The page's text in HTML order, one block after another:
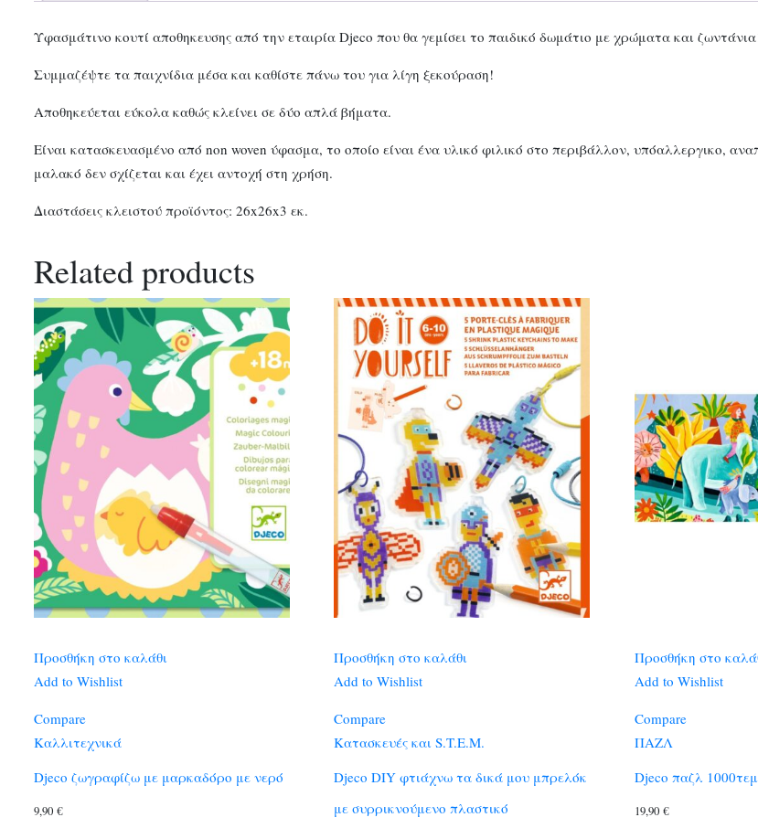
Υφασμάτινο κουτί αποθηκευσης από την εταιρία Djeco που θα γεμίσει το παιδικό δωμάτιο με χρώματα και
Συμμαζέψτε τα παιχνίδια μέσα και καθίστε πάνω του για λίγη ξεκούραση!
Αποθηκεύεται εύκολα καθώς κλείνει σε δύο απλά βήματα.
Είναι κατασκευασμένο από non woven ύφασμα, το οποίο είναι ένα υλικό φιλικό στο περιβάλλον, υπόαλλεργικο,
μαλακό δεν σχίζεται και έχει αντοχή στη χρήση.
Διαστάσεις κλειστού προϊόντος: 26x26x3 εκ.
Related products
Προσθήκη στο καλάθι
Add to Wishlist
Compare
Καλλιτεχνικά
Djeco ζωγραφίζω με μαρκαδόρο με νερό
9,90 €
Προσθήκη στο καλάθι
Add to Wishlist
Compare
Κατασκευές και S.T.E.M.
Djeco DIY φτιάχνω τα δικά μου μπρελόκ
με συρρικνούμενο πλαστικό
Προσθήκη στο
Add to Wishlist
Compare
ΠΑΖΛ
Djeco παζλ
19,90 €